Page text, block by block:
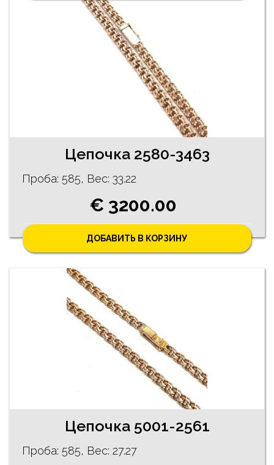
Цепочка 2580-3463
Проба: 585, Bес: 33.22
€ 3200.00
ДОБАВИТЬ В КОРЗИНУ
Цепочка 5001-2561
Проба: 585, Bес: 27.27